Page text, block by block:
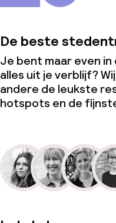
De beste
Je bent maar even in
alles uit je verblijf?
andere de leukste
hotspots en de